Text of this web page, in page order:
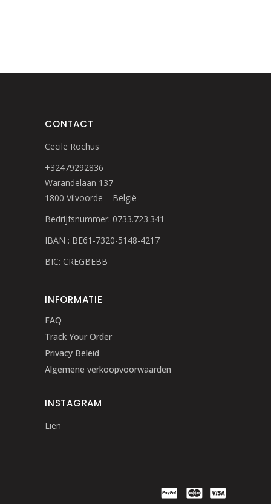
CONTACT
Cecile Rochus
+32479292836
Warandelaan 137
1800 Vilvoorde – België
Bedrijfsnummer: 0733.723.341
IBAN : BE61-7320-5148-4217
BIC: CREGBEBB
INFORMATIE
FAQ
Track Your Order
Privacy Beleid
Algemene verkoopvoorwaarden
INSTAGRAM
Lien